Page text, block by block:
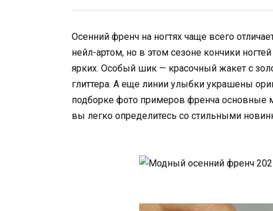
Осенний френч на ногтях чаще всего
нейл-артом, но в этом сезоне кончики
ярких. Особый шик — красочный жакет с
глиттера. А еще линии улыбки украшены
подборке фото примеров френча основные
вы легко определитесь со стильными